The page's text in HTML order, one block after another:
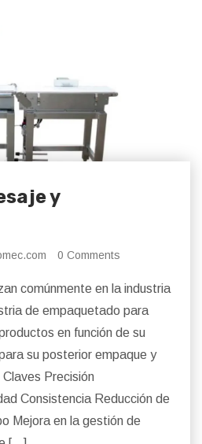
y
0 Comments
comúnmente en la industria
de empaquetado para
en función de su
su posterior empaque y
Precisión
Consistencia Reducción de
Mejora en la gestión de